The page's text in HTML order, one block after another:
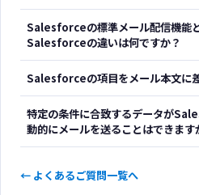
Salesforceの標準メール配信機
Salesforceの違いは何ですか？
Salesforceの項目をメール本文に
特定の条件に合致するデータが
動的にメールを送ることはできます
← よくあるご質問一覧へ